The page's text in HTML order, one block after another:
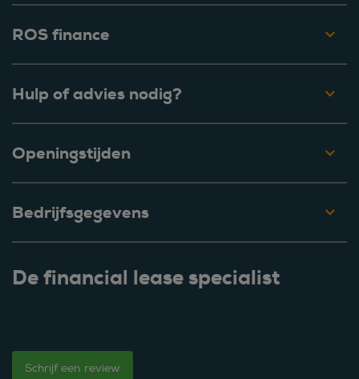
ROS finance
Hulp of advies nodig?
Openingstijden
Bedrijfsgegevens
De financial lease specialist
Schrijf een review